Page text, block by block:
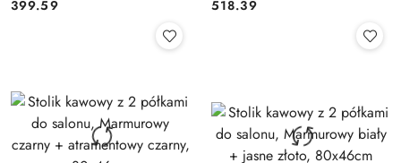
Cena:
399.59 Cena:
518.39